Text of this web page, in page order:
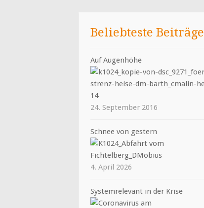
Beliebteste Beiträge
Auf Augenhöhe
24. September 2016
Schnee von gestern
4. April 2026
Systemrelevant in der Krise